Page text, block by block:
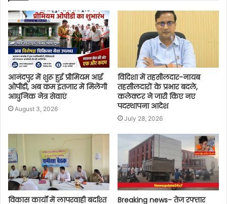
आनंदपुर में शुरू हुई प्रीमियम आई
ओपीडी, अब कम इंतजार में मिलेंगी
आधुनिक नेत्र सेवाएं
August 3, 2026
विदिशा में तहसीलदार-नायब
तहसीलदारों के प्रभार बदले,
कलेक्टर ने जारी किए नए
पदस्थापना आदेश
July 28, 2026
विकास कार्यों में लापरवाही बर्दाश्त
Breaking news- तेज रफ्तार